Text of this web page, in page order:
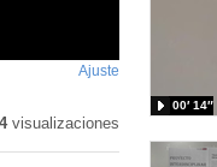
Ajuste
pantalla
4visualizaciones
00′ 14″